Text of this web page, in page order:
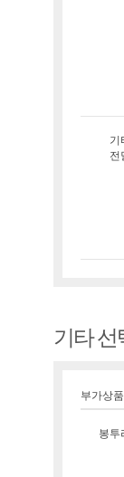
기
전
기타 선
부가상
봉투